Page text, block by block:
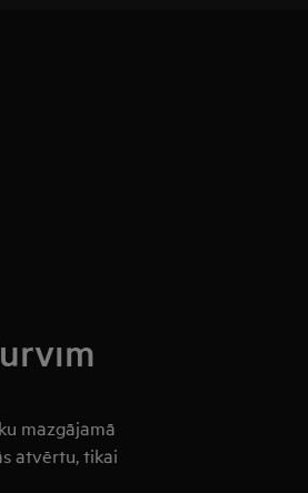
mazgājamā
atvērtu, tikai